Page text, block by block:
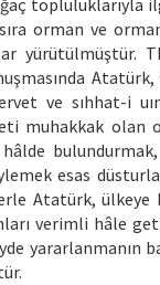
topluluklarıyla
orman ve
yürütülmüştür.
ve sıhhat-i
muhakkak olan
esas
Atatürk, ülkeye
verimli hâle
yararlanmanın